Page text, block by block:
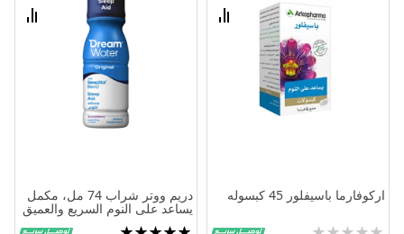
قارن
اركوفارما باسيفلور 45 كبسوله
Rating:
قارن
دريم ووتر شراب 74 مل، مكمل
يساعد على النوم السريع والعميق
تقييم: